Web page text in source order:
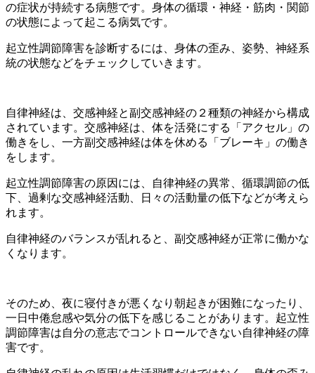
の症状が持続する病態です。身体の循環・神経・筋肉・関節
の状態によって起こる病気です。
起立性調節障害を診断するには、身体の歪み、姿勢、神経系
統の状態などをチェックしていきます。
自律神経は、交感神経と副交感神経の２種類の神経から構成
されています。交感神経は、体を活発にする「アクセル」の
働きをし、一方副交感神経は体を休める「ブレーキ」の働き
をします。
起立性調節障害の原因には、自律神経の異常、循環調節の低
下、過剰な交感神経活動、日々の活動量の低下などが考えら
れます。
自律神経のバランスが乱れると、副交感神経が正常に働かな
くなります。
そのため、夜に寝付きが悪くなり朝起きが困難になったり、
一日中倦怠感や気分の低下を感じることがあります。起立性
調節障害は自分の意志でコントロールできない自律神経の障
害です。